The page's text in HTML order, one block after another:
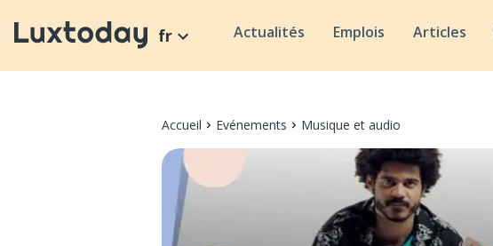
fr Actualités Emplois Articles
Accueil Evénements Musique et audio